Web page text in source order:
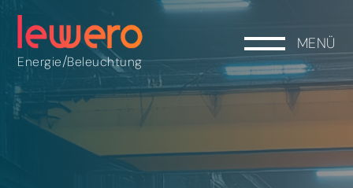
Energie/Beleuchtung
MENÜ